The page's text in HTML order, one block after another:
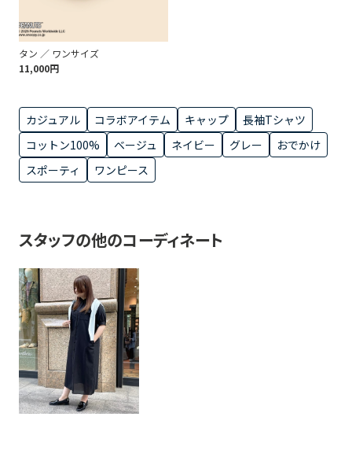
タン ／ ワンサイズ
11,000円
カジュアル コラボアイテム キャップ
長袖Tシャツ
コットン100%
ベージュ ネイビー グレー
おでかけ
スポーティ
ワンピース
スタッフの他のコーディネート